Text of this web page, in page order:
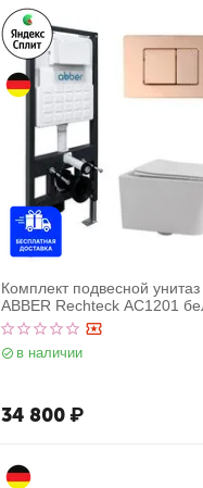
Комплект подвесной унитаз
ABBER Rechteck AC1201
инсталляцией AC0105 и
AC0120RG золото розовое
в наличии
34 800₽